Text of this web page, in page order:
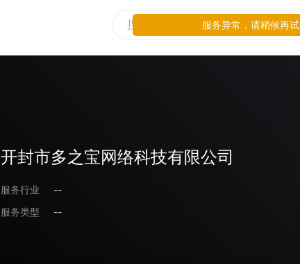
开封市多之宝网络科技有限公司
服务行业
--
服务类型
--
服务异常，请稍候再试